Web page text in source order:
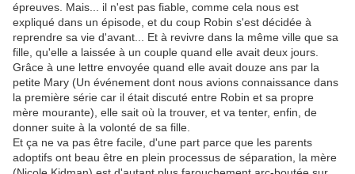
épreuves. Mais... il n'est pas fiable, comme cela nous est
expliqué dans un épisode, et du coup Robin s'est décidée à
reprendre sa vie d'avant... Et à revivre dans la même ville que sa
fille, qu'elle a laissée à un couple quand elle avait deux jours.
Grâce à une lettre envoyée quand elle avait douze ans par la
petite Mary (Un événement dont nous avions connaissance dans
la première série car il était discuté entre Robin et sa propre
mère mourante), elle sait où la trouver, et va tenter, enfin, de
donner suite à la volonté de sa fille.
Et ça ne va pas être facile, d'une part parce que les parents
adoptifs ont beau être en plein processus de séparation, la mère